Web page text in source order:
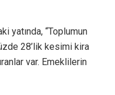
yatında, “Toplumun
28’lik kesimi kira
var. Emeklilerin